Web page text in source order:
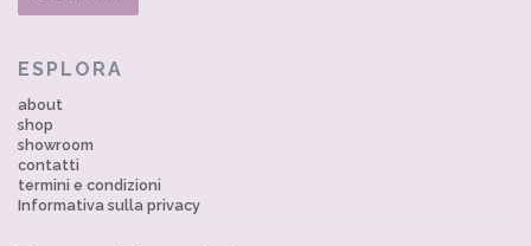
ESPLORA
about
shop
showroom
contatti
termini e condizioni
Informativa sulla privacy